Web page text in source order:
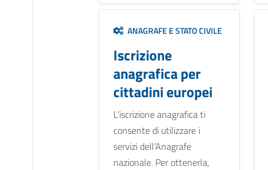
ANAGRAFE E STATO CIVILE
Iscrizione
anagrafica per
cittadini europei
L’iscrizione anagrafica ti
consente di utilizzare i
servizi dell’Anagrafe
nazionale. Per ottenerla,